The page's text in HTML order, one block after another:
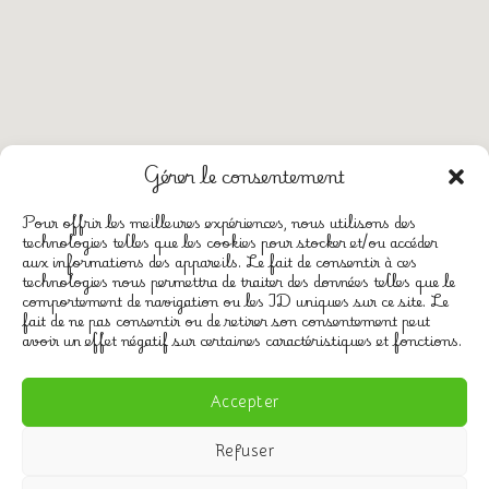
Gérer le consentement
Pour offrir les meilleures expériences, nous utilisons des
technologies telles que les cookies pour stocker et/ou accéder
aux informations des appareils. Le fait de consentir à ces
technologies nous permettra de traiter des données telles que le
comportement de navigation ou les ID uniques sur ce site. Le
fait de ne pas consentir ou de retirer son consentement peut
avoir un effet négatif sur certaines caractéristiques et fonctions.
Accepter
Refuser
CGV
Mentions légales
Politique de confidentialité
Politique de cookies (UE)